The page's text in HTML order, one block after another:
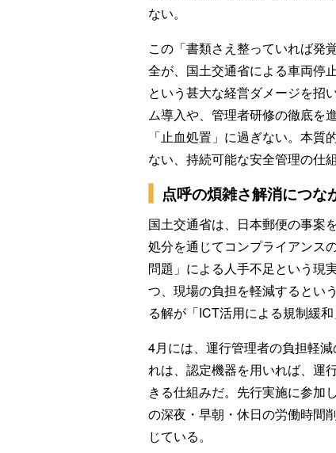
ない。
この「書類さえ整っていれば発
全が、国土交通省による車両停
という甚大な経営ダメージを招
ム導入や、管理者研修の徹底を
「止血処置」に過ぎない。本
ない、持続可能な安全管理の仕
点呼の煩雑さ解消につな
国土交通省は、日本郵便の事案
処分を通じてコンプライアンス
問題」による人手不足という現
つ、現場の負担を軽減するとい
る解が「ICT活用による規制緩和
4月には、運行管理者の負担軽
れは、認定機器を用いれば、運
きる仕組みだ。先行実施に参加
の深夜・早朝・休日の労働時間
じている。